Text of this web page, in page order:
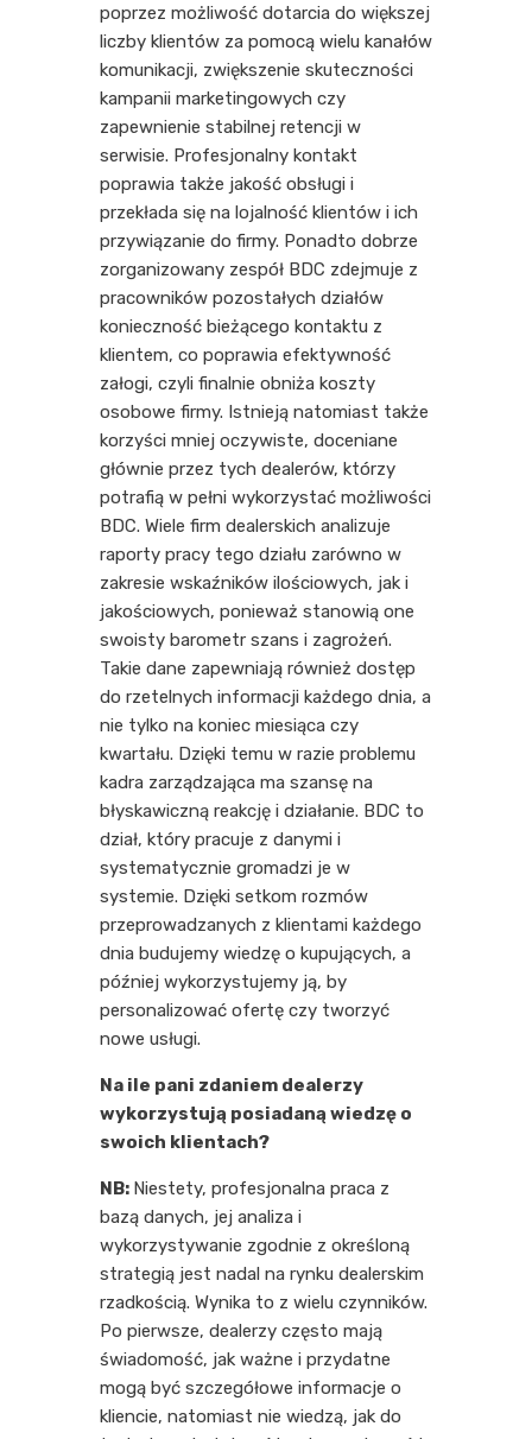
poprzez możliwość dotarcia do większej
liczby klientów za pomocą wielu kanałów
komunikacji, zwiększenie skuteczności
kampanii marketingowych czy
zapewnienie stabilnej retencji w
serwisie. Profesjonalny kontakt
poprawia także jakość obsługi i
przekłada się na lojalność klientów i ich
przywiązanie do firmy. Ponadto dobrze
zorganizowany zespół BDC zdejmuje z
pracowników pozostałych działów
konieczność bieżącego kontaktu z
klientem, co poprawia efektywność
załogi, czyli finalnie obniża koszty
osobowe firmy. Istnieją natomiast także
korzyści mniej oczywiste, doceniane
głównie przez tych dealerów, którzy
potrafią w pełni wykorzystać możliwości
BDC. Wiele firm dealerskich analizuje
raporty pracy tego działu zarówno w
zakresie wskaźników ilościowych, jak i
jakościowych, ponieważ stanowią one
swoisty barometr szans i zagrożeń.
Takie dane zapewniają również dostęp
do rzetelnych informacji każdego dnia, a
nie tylko na koniec miesiąca czy
kwartału. Dzięki temu w razie problemu
kadra zarządzająca ma szansę na
błyskawiczną reakcję i działanie. BDC to
dział, który pracuje z danymi i
systematycznie gromadzi je w
systemie. Dzięki setkom rozmów
przeprowadzanych z klientami każdego
dnia budujemy wiedzę o kupujących, a
później wykorzystujemy ją, by
personalizować ofertę czy tworzyć
nowe usługi.
Na ile pani zdaniem dealerzy
wykorzystują posiadaną wiedzę o
swoich klientach?
NB: Niestety, profesjonalna praca z
bazą danych, jej analiza i
wykorzystywanie zgodnie z określoną
strategią jest nadal na rynku dealerskim
rzadkością. Wynika to z wielu czynników.
Po pierwsze, dealerzy często mają
świadomość, jak ważne i przydatne
mogą być szczegółowe informacje o
kliencie, natomiast nie wiedzą, jak do